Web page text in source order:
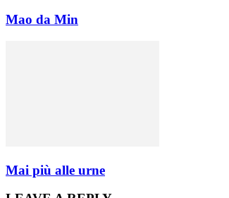
Mao da Min
Mai più alle urne